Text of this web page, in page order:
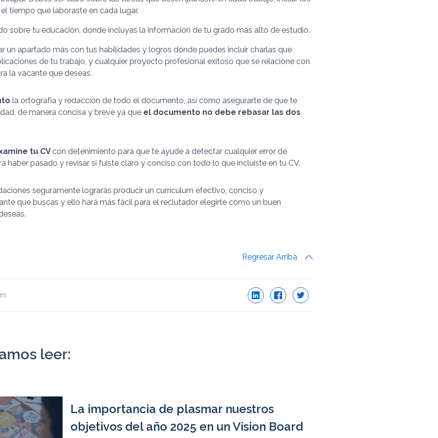
tiempo que laboraste en cada lugar.
sobre tu educación, donde incluyas la información de tu grado más alto de estudio.
un apartado más con tus habilidades y logros donde puedes incluir charlas que
de tu trabajo, y cualquier proyecto profesional exitoso que se relacione con
la vacante que deseas.
la ortografía y redacción de todo el documento, así como asegurarte de que te
de manera concisa y breve ya que el documento no debe rebasar las dos
tu CV con detenimiento para que te ayude a detectar cualquier error de
haber pasado y revisar si fuiste claro y conciso con todo lo que incluiste en tu CV.
seguramente lograrás producir un currículum efectivo, conciso y
que buscas y ello hará más fácil para el reclutador elegirte como un buen
Regresar Arriba
leer:
La importancia de plasmar nuestros
objetivos del año 2025 en un Vision Board